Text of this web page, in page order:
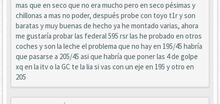
mas que en seco que no era mucho pero en seco pésimas y
chillonas a mas no poder, después probe con toyo t1r y son
baratas y muy buenas de hecho ya he montado varias, ahora
me gustaría probar las federal 595 rsr las he probado en otros
coches y son la leche el problema que no hay en 195/45 habría
que pasarse a 205/45 asi que habría que poner las 4 de golpe
xq en la itv o la GC te la lia si vas con un eje en 195 y otro en
205